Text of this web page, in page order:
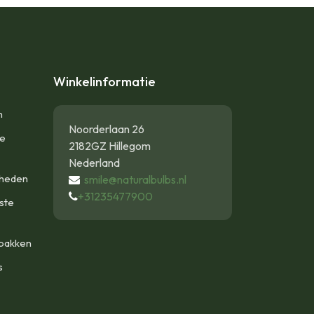
Winkelinformatie
Noorderlaan 26
2182GZ Hillegom
Nederland
smile@naturalbulbs.nl
+31235477900